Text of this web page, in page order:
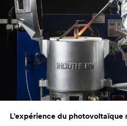
L’expérience du photovoltaïque